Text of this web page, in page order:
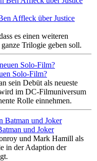
Affleck über Justice
es einen weiteren
Trilogie geben soll.
Solo-Film?
sein Debüt als neueste
im DC-Filmuniversum
Rolle einnehmen.
und Joker
und Mark Hamill als
in der Adaption der